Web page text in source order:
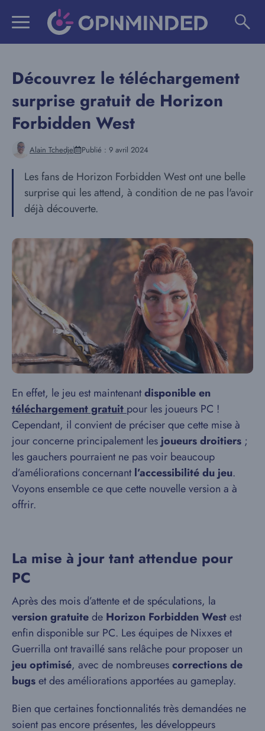
Découvrez le téléchargement
surprise gratuit de Horizon
Forbidden West
Alain Tchedje Publié : 9 avril 2024
Les fans de Horizon Forbidden West ont une belle
surprise qui les attend, à condition de ne pas l'avoir
déjà découverte.
En effet, le jeu est maintenantdisponible en
téléchargement gratuit pour les joueurs PC !
Cependant, il convient de préciser que cette mise à
jour concerne principalement lesjoueurs droitiers ;
les gauchers pourraient ne pas voir beaucoup
d’améliorations concernantl’accessibilité du jeu.
Voyons ensemble ce que cette nouvelle version a à
offrir.
La mise à jour tant attendue pour
PC
Après des mois d’attente et de spéculations, la
version gratuitede Horizon Forbidden Westest
enfin disponible sur PC. Les équipes de Nixxes et
Guerrilla ont travaillé sans relâche pour proposer un
jeu optimisé, avec de nombreusescorrections de
bugset des améliorations apportées au gameplay.
Bien que certaines fonctionnalités très demandées ne
soient pas encore présentes, les développeurs